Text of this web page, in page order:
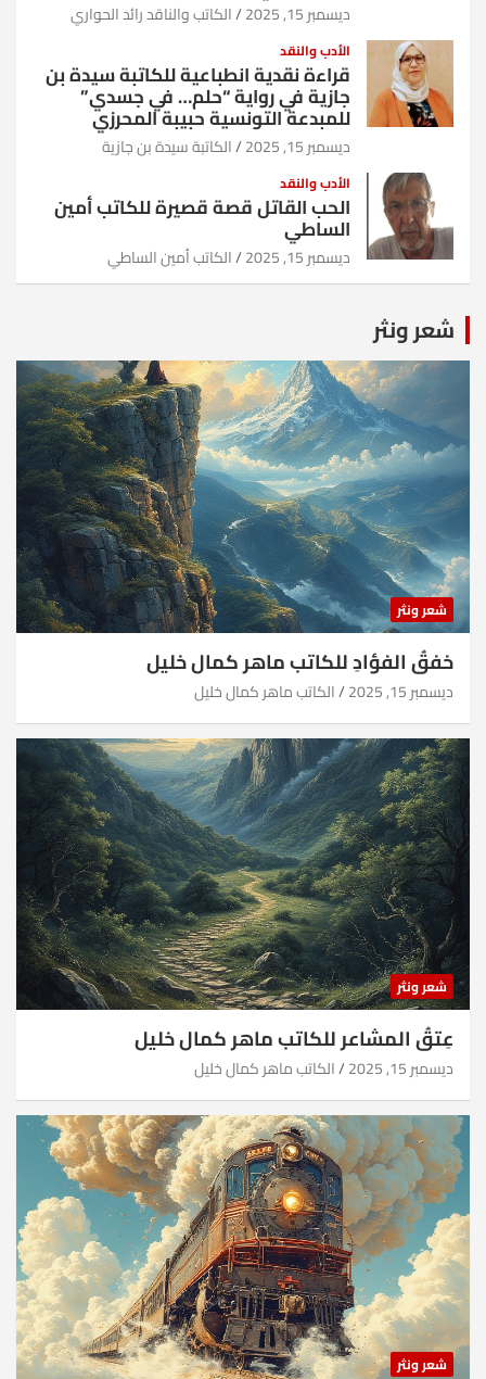
ديسمبر 15, 2025 الكاتب والناقد رائد الحواري
الأدب والنقد
قراءة نقدية انطباعية للكاتبة سيدة بن
جازية في رواية “حلم… في جسدي”
للمبدعة التونسية حبيبة المحرزي
ديسمبر 15, 2025 الكاتبة سيدة بن جازية
الأدب والنقد
الحب القاتل قصة قصيرة للكاتب أمين
الساطي
ديسمبر 15, 2025 الكاتب أمين الساطي
شعر ونثر
شعر ونثر
خفقُ الفؤادِ للكاتب ماهر كمال خليل
ديسمبر 15, 2025 الكاتب ماهر كمال خليل
شعر ونثر
عِتقُ المشاعر للكاتب ماهر كمال خليل
ديسمبر 15, 2025 الكاتب ماهر كمال خليل
شعر ونثر